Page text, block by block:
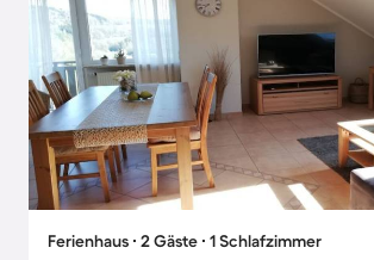
Ferienhaus ∙ 2 Gäste ∙ 1 Schlafzimmer